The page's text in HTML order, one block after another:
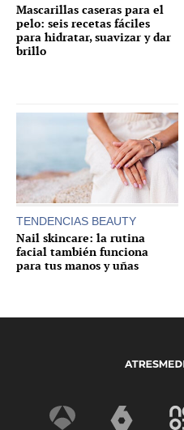
Mascarillas caseras para el
pelo: seis recetas fáciles
para hidratar, suavizar y dar
brillo
TENDENCIAS BEAUTY
Nail skincare: la rutina
facial también funciona
para tus manos y uñas